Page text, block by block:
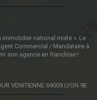
immobilier national mixte ». Le
Commercial / Mandataire à
son agence en franchise !
VENITIENNE 69009 LYON 9E